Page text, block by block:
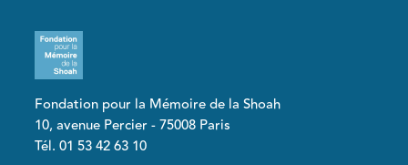
Fondation pour la Mémoire de la Shoah
10, avenue Percier - 75008 Paris
Tél. 01 53 42 63 10